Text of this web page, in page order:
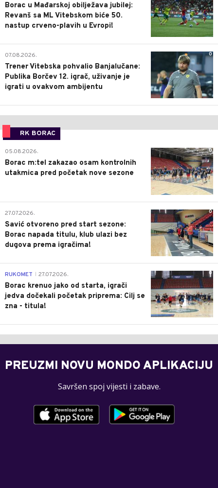
Borac u Mađarskoj obilježava jubilej:
Revanš sa ML Vitebskom biće 50.
nastup crveno-plavih u Evropi!
0
07.08.2026.
Trener Vitebska pohvalio Banjalučane:
Publika Borčev 12. igrač, uživanje je
igrati u ovakvom ambijentu
RK BORAC
0
05.08.2026.
Borac m:tel zakazao osam kontrolnih
utakmica pred početak nove sezone
0
27.07.2026.
Savić otvoreno pred start sezone:
Borac napada titulu, klub ulazi bez
dugova prema igračima!
0
RUKOMET 27.07.2026.
Borac krenuo jako od starta, igrači
jedva dočekali početak priprema: Cilj se
zna - titula!
PREUZMI NOVU MONDO APLIKACIJU
Savršen spoj vijesti i zabave.